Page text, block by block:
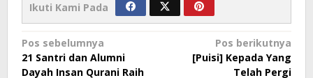
Ikuti Kami Pada
Navigasi
pos
Pos sebelumnya
21 Santri dan Alumni
Dayah Insan Qurani Raih
Pos berikutnya
[Puisi] Kepada Yang
Telah Pergi